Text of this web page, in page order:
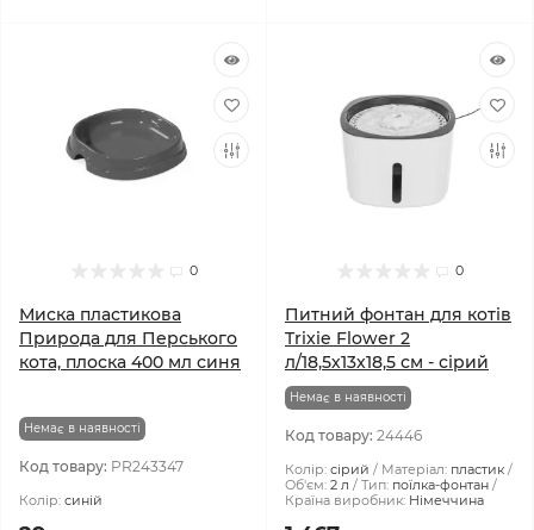
0
Миска пластикова
Природа для Перського
кота, плоска 400 мл синя
Немає в наявності
Код товару: PR243347
Колір: синій
0
Питний фонтан для котів
Trixie Flower 2
л/18,5х13х18,5 см - сірий
Немає в наявності
Код товару: 24446
Колір: сірий Матеріал: пластик
Об'єм: 2 л Тип: поїлка-фонтан
Країна виробник: Німеччина